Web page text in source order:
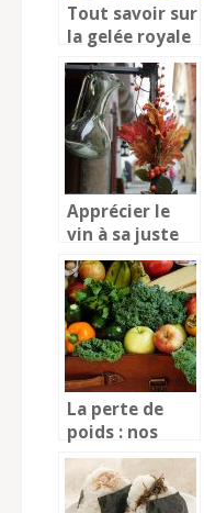
Tout savoir sur
la gelée royale
Apprécier le
vin à sa juste
valeur
La perte de
poids : nos
conseils pour
avoir des
résultats